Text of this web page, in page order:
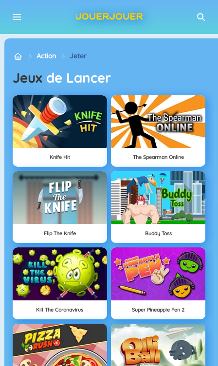
Action Jeter
Jeux de Lancer
Knife Hit The Spearman Online
Flip The Knife Buddy Toss
Kill The Coronavirus Super Pineapple Pen 2